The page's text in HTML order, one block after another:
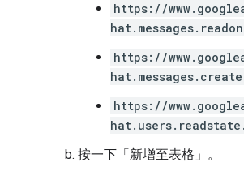
https://
https://
hat.messages.create
https://
按一下「新增至表格」 。